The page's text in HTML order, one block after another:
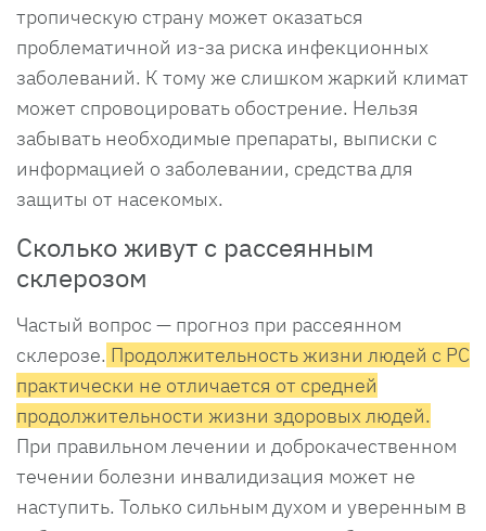
тропическую страну может оказаться
проблематичной из-за риска инфекционных
заболеваний. К тому же слишком жаркий климат
может спровоцировать обострение. Нельзя
забывать необходимые препараты, выписки с
информацией о заболевании, средства для
защиты от насекомых.
Сколько живут с рассеянным
склерозом
Частый вопрос — прогноз при рассеянном
склерозе. Продолжительность жизни людей с РС
практически не отличается от средней
продолжительности жизни здоровых людей.
При правильном лечении и доброкачественном
течении болезни инвалидизация может не
наступить. Только сильным духом и уверенным в